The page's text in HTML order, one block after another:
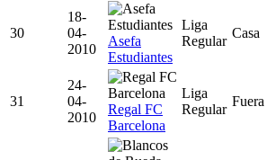
30
18-
04-
2010
Asefa
Estudiantes
Liga
Regular
Casa
31
24-
04-
2010
Regal FC
Barcelona
Liga
Regular
Fuera